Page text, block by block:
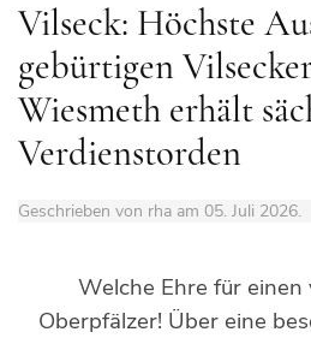
Vilseck: Höchste
gebürtigen
Wiesmeth erhält
Verdienstorden
Geschrieben von rha am 05. Juli 2026.
Welche Ehre für
Oberpfälzer! Über eine